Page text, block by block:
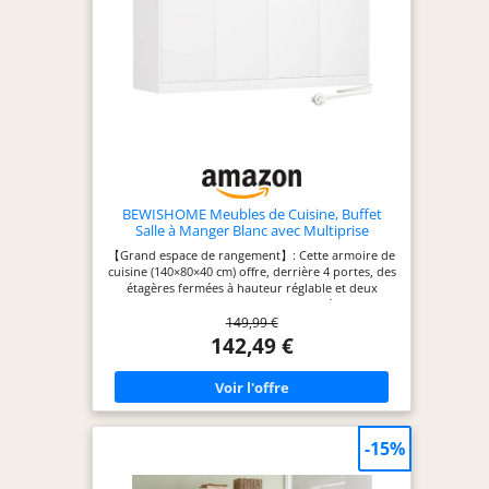
BEWISHOME Meubles de Cuisine, Buffet
Salle à Manger Blanc avec Multiprise
【Grand espace de rangement】: Cette armoire de
cuisine (140×80×40 cm) offre, derrière 4 portes, des
étagères fermées à hauteur réglable et deux
grands tiroirs. Le plan de travail est idéal pour les
appareils de grande taille comme les grille-pain ou
les fours. Les couverts, verres, serviettes et autres
petits objets trouvent de la place dans les deux
tiroirs, tandis que les quatre compartiments sont
parfaits pour les ustensiles de cuisine ou les
articles ménagers utilisés moins fréquemment et
les protègent de la poussière. Que ce soit comme
de cuisine, ce meuble offre un grand espace de
rangement [Prises + USB] : équipé de 2 prises et 2
ports USB : alimentez directement votre machine à
149,99 €
142,49 €
-15%